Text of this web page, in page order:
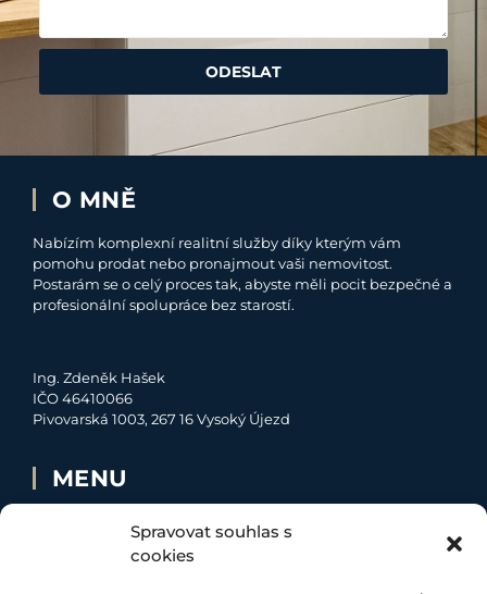
Spravovat souhlas s
cookies
ODESLAT
O MNĚ
Nabízím komplexní realitní služby díky kterým vám
pomohu prodat nebo pronajmout vaši nemovitost.
Postarám se o celý proces tak, abyste měli pocit bezpečné a
profesionální spolupráce bez starostí.
Ing. Zdeněk Hašek
IČO 46410066
Pivovarská 1003, 267 16 Vysoký Újezd
MENU